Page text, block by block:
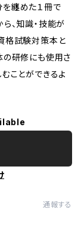
纏めた１冊で
、知識・技能が
格試験対策本と
の研修にも使用さ
ことができるよ
通報する